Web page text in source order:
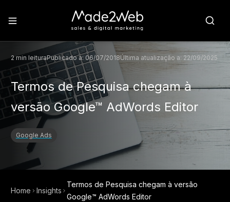
2 min leituraPublicado a: 06/07/2018Última atualização a: 22/09/2025
Termos de Pesquisa chegam à
versão Google™ AdWords Editor
Google Ads
Home Insights
Termos de Pesquisa chegam à versão
Google™ AdWords Editor